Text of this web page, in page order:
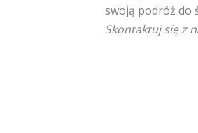
swoją podróż do
Skontaktuj się z